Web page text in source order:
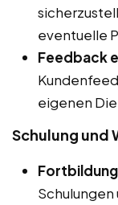
eventuelle
Feedback
eigenen
Schulung und